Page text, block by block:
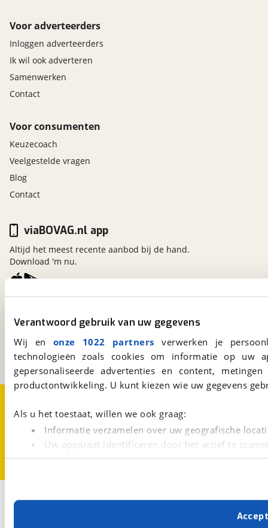
Verantwoord gebruik van uw gegevens
Wij en onze 1022 partners verwerken je
technologieën zoals cookies om informatie op
gepersonaliseerde advertenties en content,
productontwikkeling. U kunt kiezen wie uw gegevens
Als u het toestaat, willen we ook graag:
Informatie verzamelen over uw geografische
Uw apparaat identificeren door het actief te
Lees meer over hoe uw persoonlijke gegevens worden
Met cookies en vergelijkbare technieken zorgen we
cookies zorgen ervoor dat de website goed werkt.
Voor adverteerders
Inloggen adverteerders
Ik wil ook adverteren
Samenwerken
Contact
Voor consumenten
Keuzecoach
Veelgestelde vragen
Blog
Contact
Kosterijland15
Een initiatief van
BOVAG
viaBOVAG.nl app
Altijd het meest recente aanbod bij de hand.
Download 'm nu.
Cookievoorkeuren
Vacatures